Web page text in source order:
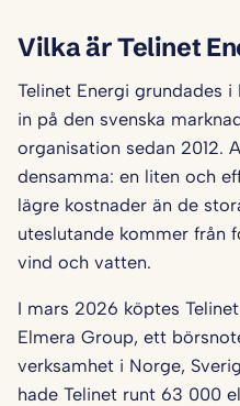
Vilka är Telinet
Telinet Energi grundades
in på den svenska
organisation sedan 2012.
densamma: en liten och
lägre kostnader än de
uteslutande kommer från
vind och vatten.
I mars 2026 köptes
Elmera Group, ett
verksamhet i Norge,
hade Telinet runt 63 000